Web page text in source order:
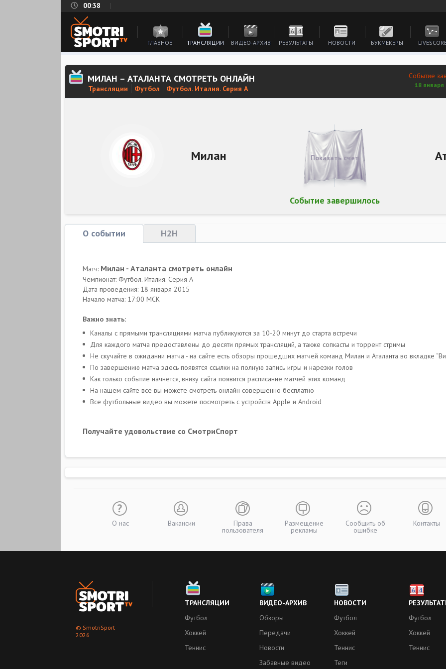
00:38
ГЛАВНОЕ ТРАНСЛЯЦИИ ВИДЕО-АРХИВ РЕЗУЛЬТАТЫ НОВОСТИ БУКМЕКЕРЫ
МИЛАН – АТАЛАНТА СМОТРЕТЬ ОНЛАЙН
Трансляции Футбол Футбол. Италия. Серия А
Событие
18 января
Милан
Событие завершилось
Показать счет
О событии H2H
Матч: Милан - Аталанта смотреть онлайн
Чемпионат: Футбол. Италия. Серия А
Дата проведения: 18 января 2015
Начало матча: 17:00 МСК
Важно знать:
Каналы с прямыми трансляциями матча публикуются за 10-20 минут до старта встречи
Для каждого матча предоставлены до десяти прямых трансляций, a также сопкасты и торрент стримы
Не скучайте в ожидании матча - на сайте есть обзоры прошедших матчей команд Милан и Аталанта во вкладке
По завершению матча здесь появятся ссылки на полную запись игры и нарезки голов
Как только событие начнется, внизу сайта появится расписание матчей этих команд
На нашем сайте все вы можете смотреть онлайн совершенно бесплатно
Все футбольные видео вы можете посмотреть с устройств Apple и Android
Получайте удовольствие со СмотриСпорт
О нас Вакансии Права
пользователя
Размещение
рекламы
Сообщить об
ошибке
Контакты
© SmotriSport
2026
ТРАНСЛЯЦИИ
Футбол
Хоккей
Теннис
ВИДЕО-АРХИВ
Обзоры
Передачи
Новости
Забавные видео
НОВОСТИ
Футбол
Хоккей
Теннис
Теги
Футбол
Хоккей
Теннис